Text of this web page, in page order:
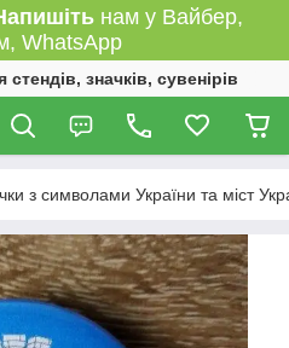
нам у Вайбер,
WhatsApp
значків, сувенірів
з символами України та міст